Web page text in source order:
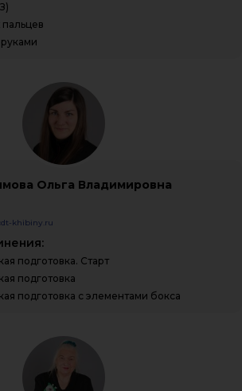
Ольга Владимировна
khibiny.ru
подготовка. Старт
подготовка
подготовка с элементами бокса